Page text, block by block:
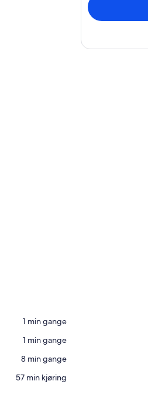
‪1 min gange‬
‪1 min gange‬
‪8 min gange‬
‪57 min kjøring‬